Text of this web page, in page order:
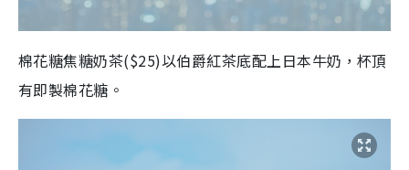
棉花糖焦糖奶茶($25)以伯爵紅茶底配上日本牛奶，杯頂
有即製棉花糖。